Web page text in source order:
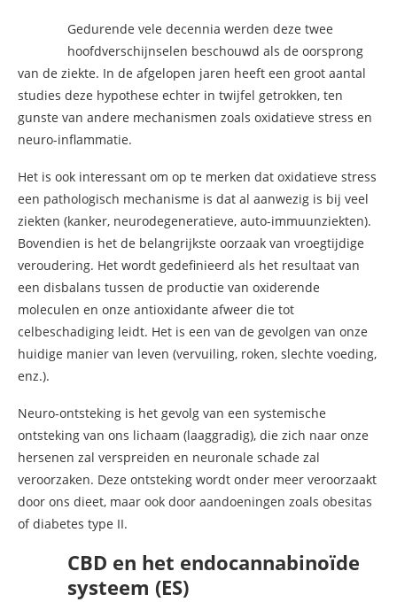
Gedurende vele decennia werden deze twee
hoofdverschijnselen beschouwd als de oorsprong
van de ziekte. In de afgelopen jaren heeft een groot aantal
studies deze hypothese echter in twijfel getrokken, ten
gunste van andere mechanismen zoals oxidatieve stress en
neuro-inflammatie.
Het is ook interessant om op te merken dat oxidatieve stress
een pathologisch mechanisme is dat al aanwezig is bij veel
ziekten (kanker, neurodegeneratieve, auto-immuunziekten).
Bovendien is het de belangrijkste oorzaak van vroegtijdige
veroudering. Het wordt gedefinieerd als het resultaat van
een disbalans tussen de productie van oxiderende
moleculen en onze antioxidante afweer die tot
celbeschadiging leidt. Het is een van de gevolgen van onze
huidige manier van leven (vervuiling, roken, slechte voeding,
enz.).
Neuro-ontsteking is het gevolg van een systemische
ontsteking van ons lichaam (laaggradig), die zich naar onze
hersenen zal verspreiden en neuronale schade zal
veroorzaken. Deze ontsteking wordt onder meer veroorzaakt
door ons dieet, maar ook door aandoeningen zoals obesitas
of diabetes type II.
CBD en het endocannabinoïde
systeem (ES)